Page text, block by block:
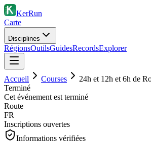
KerRun
Carte
Disciplines
RégionsOutilsGuidesRecordsExplorer
Accueil Courses
24h et 12h et 6h de
Terminé
Cet événement est terminé
Route
FR
Inscriptions ouvertes
Informations vérifiées